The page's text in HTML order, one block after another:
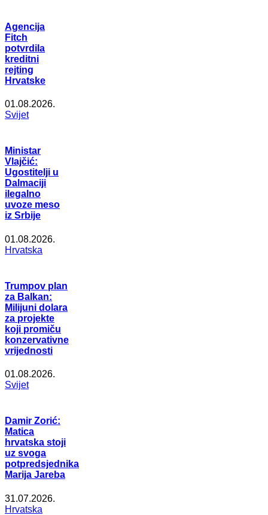
Agencija
Fitch
potvrdila
kreditni
rejting
Hrvatske
01.08.2026.
Svijet
Ministar
Vlajčić:
Ugostitelji u
Dalmaciji
ilegalno
uvoze meso
iz Srbije
01.08.2026.
Hrvatska
Trumpov plan
za Balkan:
Milijuni dolara
za projekte
koji promiču
konzervativne
vrijednosti
01.08.2026.
Svijet
Damir Zorić:
Matica
hrvatska stoji
uz svoga
potpredsjednika
Marija Jareba
31.07.2026.
Hrvatska